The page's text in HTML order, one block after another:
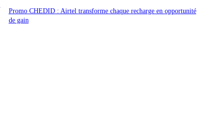
Promo CHEDID : Airtel transforme chaque recharge en opportunité
de gain